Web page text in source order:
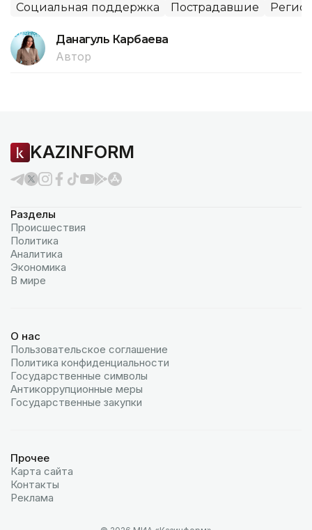
Социальная поддержка Пострадавшие
Данагуль Карбаева
Автор
KAZINFORM
Разделы
Происшествия
Политика
Аналитика
Экономика
В мире
О нас
Пользовательское соглашение
Политика конфиденциальности
Государственные символы
Антикоррупционные меры
Государственные закупки
Прочее
Карта сайта
Контакты
Реклама